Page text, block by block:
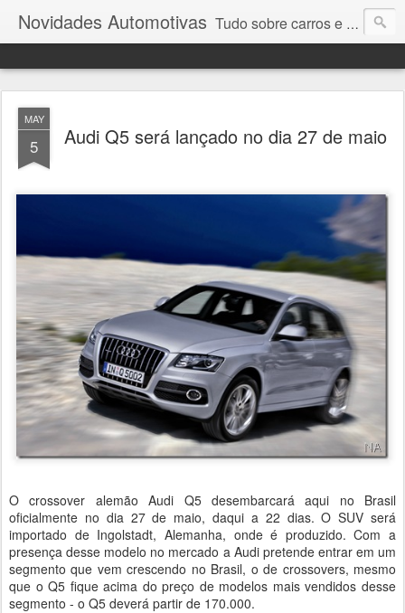
Novidades Automotivas Tudo sobre carros e motores
MAY
5 Audi Q5 será lançado no dia 27 de maio
O crossover alemão Audi Q5 desembarcará aqui no Brasil
oficialmente no dia 27 de maio, daqui a 22 dias. O SUV será
importado de Ingolstadt, Alemanha, onde é produzido. Com a
presença desse modelo no mercado a Audi pretende entrar em um
segmento que vem crescendo no Brasil, o de crossovers, mesmo
que o Q5 fique acima do preço de modelos mais vendidos desse
segmento - o Q5 deverá partir de 170.000.